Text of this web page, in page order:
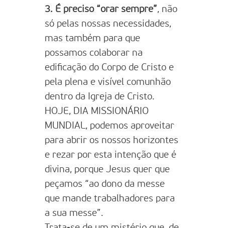
3. É preciso “orar sempre”, não
só pelas nossas necessidades,
mas também para que
possamos colaborar na
edificação do Corpo de Cristo e
pela plena e visível comunhão
dentro da Igreja de Cristo.
HOJE, DIA MISSIONÁRIO
MUNDIAL, podemos aproveitar
para abrir os nossos horizontes
e rezar por esta intenção que é
divina, porque Jesus quer que
peçamos “ao dono da messe
que mande trabalhadores para
a sua messe”.